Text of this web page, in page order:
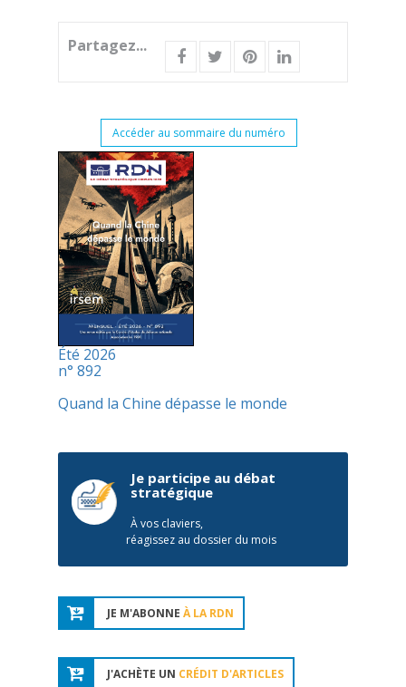
Partagez...
Accéder au sommaire du numéro
Été 2026
n° 892
Quand la Chine dépasse le monde
Je participe au débat
stratégique
À vos claviers,
réagissez au dossier du mois
JE M'ABONNE À LA RDN
J'ACHÈTE UN CRÉDIT D'ARTICLES